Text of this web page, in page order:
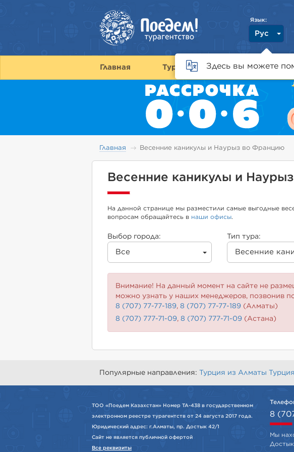
Язык:
Рус
Здесь вы можете
Главная Туры Страны
Главная Весенние каникулы и Наурыз во Францию
Весенние каникулы и
На данной странице мы разместили самые выгодные
вопросам обращайтесь в наши офисы.
Выбор города:
Все
Тип тура:
Весенние
Внимание! На данный момент на сайте не
можно узнать у наших менеджеров, позвонив
8 (707) 77-77-189, 8 (707) 77-77-189 (Алматы)
8 (707) 777-71-09, 8 (707) 777-71-09 (Астана)
Популярные направления: Турция из Алматы
ТОО «Поедем Казахстан» Номер ТА-438 в государственном
электронном реестре турагентств от 24 августа 2017 года.
Юридический адрес: г.Алматы, пр. Достык 42/1
Сайт не является публичной офертой
Все реквизиты
8
Мы